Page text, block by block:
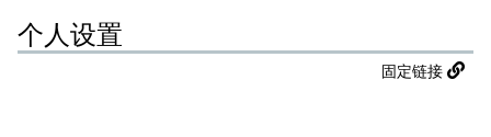
个人设置
固定链接